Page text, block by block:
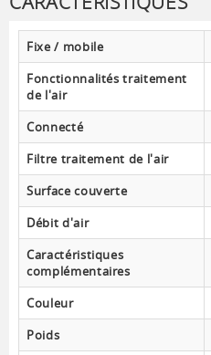
Fixe / mobile
Fonctionnalités traitement
de l'air
Connecté
Filtre traitement de l'air
Surface couverte
Débit d'air
Caractéristiques
complémentaires
Couleur
Poids